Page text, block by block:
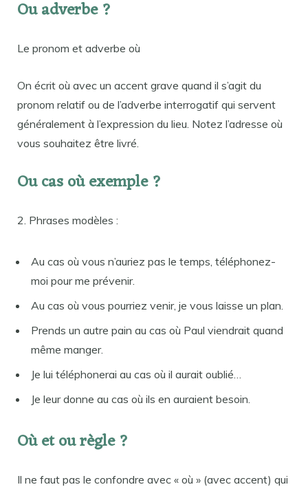
Ou adverbe ?
Le pronom et adverbe où
On écrit où avec un accent grave quand il s’agit du
pronom relatif ou de l’adverbe interrogatif qui servent
généralement à l’expression du lieu. Notez l’adresse où
vous souhaitez être livré.
Ou cas où exemple ?
2. Phrases modèles :
Au cas où vous n’auriez pas le temps, téléphonez-
moi pour me prévenir.
Au cas où vous pourriez venir, je vous laisse un plan.
Prends un autre pain au cas où Paul viendrait quand
même manger.
Je lui téléphonerai au cas où il aurait oublié…
Je leur donne au cas où ils en auraient besoin.
Où et ou règle ?
Il ne faut pas le confondre avec « où » (avec accent) qui